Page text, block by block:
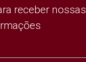
receber nossas